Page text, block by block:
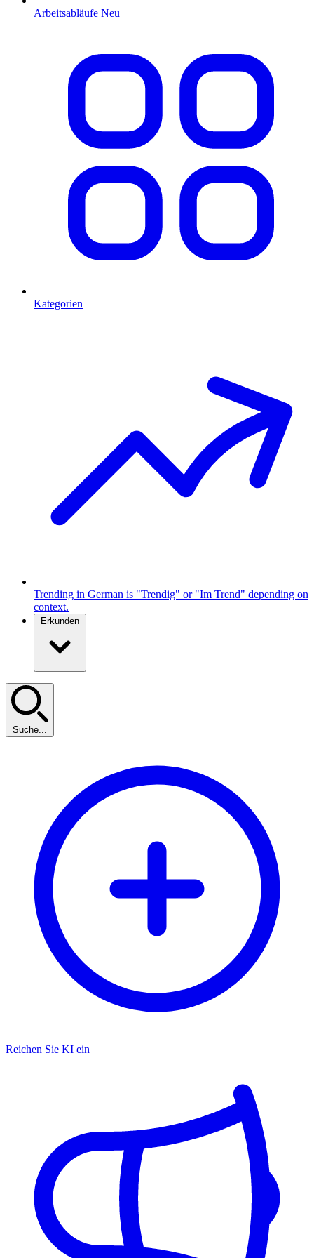
Arbeitsabläufe Neu
Kategorien
Trending in German is "Trendig" or "Im Trend" depending on
context.
Erkunden
Suche...
Reichen Sie KI ein